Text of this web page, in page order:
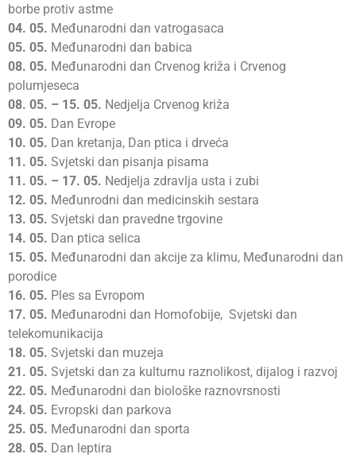
borbe protiv astme
04. 05. Međunarodni dan vatrogasaca
05. 05. Međunarodni dan babica
08. 05. Međunarodni dan Crvenog križa i Crvenog
polumjeseca
08. 05. – 15. 05. Nedjelja Crvenog križa
09. 05. Dan Evrope
10. 05. Dan kretanja, Dan ptica i drveća
11. 05. Svjetski dan pisanja pisama
11. 05. – 17. 05. Nedjelja zdravlja usta i zubi
12. 05. Međunrodni dan medicinskih sestara
13. 05. Svjetski dan pravedne trgovine
14. 05. Dan ptica selica
15. 05. Međunarodni dan akcije za klimu, Međunarodni dan
porodice
16. 05. Ples sa Evropom
17. 05. Međunarodni dan Homofobije, Svjetski dan
telekomunikacija
18. 05. Svjetski dan muzeja
21. 05. Svjetski dan za kulturnu raznolikost, dijalog i razvoj
22. 05. Međunarodni dan biološke raznovrsnosti
24. 05. Evropski dan parkova
25. 05. Međunarodni dan sporta
28. 05. Dan leptira